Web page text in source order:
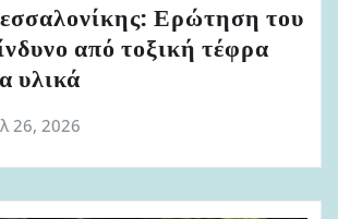
Ερώτηση του
από τοξική τέφρα
υλικά
26, 2026